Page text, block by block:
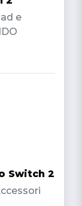
e
Switch 2